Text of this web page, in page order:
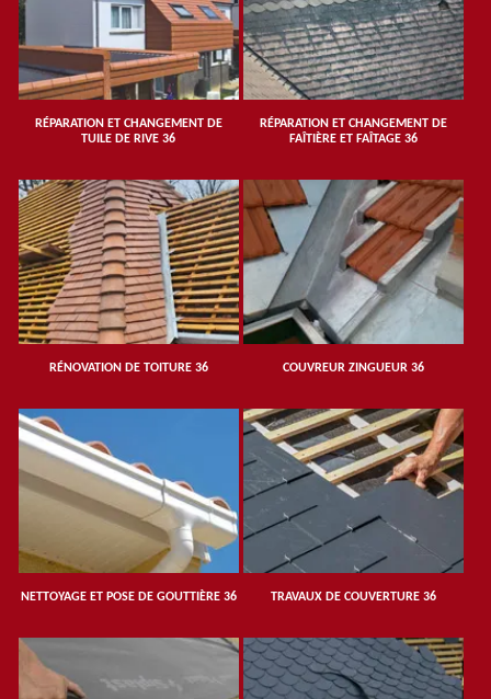
RÉPARATION ET CHANGEMENT DE
TUILE DE RIVE 36
RÉPARATION ET CHANGEMENT DE
FAÎTIÈRE ET FAÎTAGE 36
RÉNOVATION DE TOITURE 36 COUVREUR ZINGUEUR 36
NETTOYAGE ET POSE DE GOUTTIÈRE 36 TRAVAUX DE COUVERTURE 36